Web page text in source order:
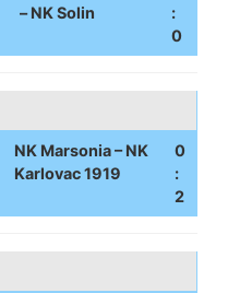
– NK Solin
:
0
NK Marsonia – NK
Karlovac 1919
0
:
2